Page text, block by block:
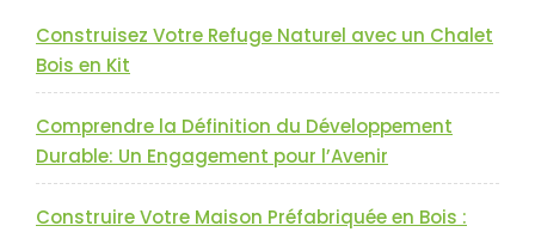
Construisez Votre Refuge Naturel avec un Chalet
Bois en Kit
Comprendre la Définition du Développement
Durable: Un Engagement pour l’Avenir
Construire Votre Maison Préfabriquée en Bois :